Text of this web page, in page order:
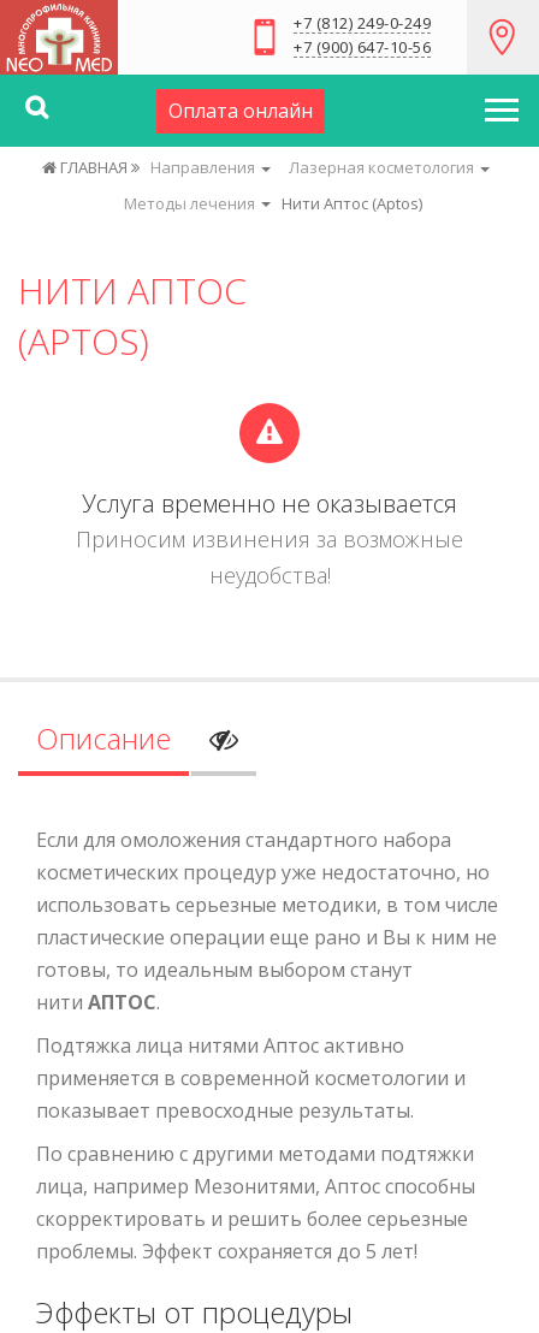
+7 (812) 249-0-249
+7 (900) 647-10-56
Оплата онлайн
ГЛАВНАЯ Направления
Лазерная косметология
Методы лечения
Нити Аптос (Aptos)
НИТИ АПТОС
(APTOS)
Услуга временно не оказывается
Приносим извинения за возможные
неудобства!
Описание
Если для омоложения стандартного набора
косметических процедур уже недостаточно, но
использовать серьезные методики, в том числе
пластические операции еще рано и Вы к ним не
готовы, то идеальным выбором станут
нити АПТОС.
Подтяжка лица нитями Аптос активно
применяется в современной косметологии и
показывает превосходные результаты.
По сравнению с другими методами подтяжки
лица, например Мезонитями, Аптос способны
скорректировать и решить более серьезные
проблемы. Эффект сохраняется до 5 лет!
Эффекты от процедуры